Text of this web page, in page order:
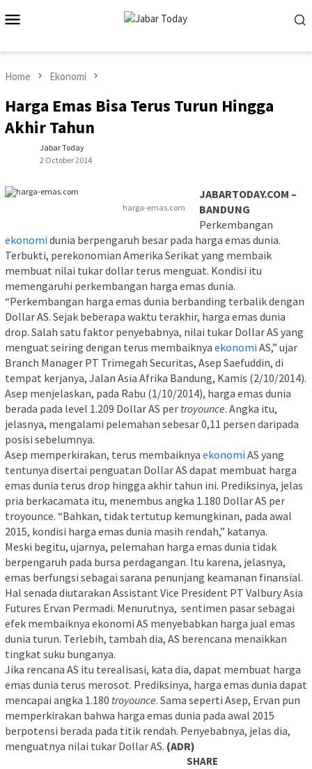
to
Home Ekonomi
Harga Emas Bisa Terus Turun Hingga
Akhir Tahun
Jabar Today
2 October 2014
harga-emas.com
JABARTODAY.COM –
BANDUNG
Perkembangan
ekonomi dunia berpengaruh besar pada harga emas dunia.
Terbukti, perekonomian Amerika Serikat yang membaik
membuat nilai tukar dollar terus menguat. Kondisi itu
memengaruhi perkembangan harga emas dunia.
“Perkembangan harga emas dunia berbanding terbalik dengan
Dollar AS. Sejak beberapa waktu terakhir, harga emas dunia
drop. Salah satu faktor penyebabnya, nilai tukar Dollar AS yang
menguat seiring dengan terus membaiknya ekonomi AS,” ujar
Branch Manager PT Trimegah Securitas, Asep Saefuddin, di
tempat kerjanya, Jalan Asia Afrika Bandung, Kamis (2/10/2014).
Asep menjelaskan, pada Rabu (1/10/2014), harga emas dunia
berada pada level 1.209 Dollar AS per troyounce. Angka itu,
jelasnya, mengalami pelemahan sebesar 0,11 persen daripada
posisi sebelumnya.
Asep memperkirakan, terus membaiknya ekonomi AS yang
tentunya disertai penguatan Dollar AS dapat membuat harga
emas dunia terus drop hingga akhir tahun ini. Prediksinya, jelas
pria berkacamata itu, menembus angka 1.180 Dollar AS per
troyounce. “Bahkan, tidak tertutup kemungkinan, pada awal
2015, kondisi harga emas dunia masih rendah,” katanya.
Meski begitu, ujarnya, pelemahan harga emas dunia tidak
berpengaruh pada bursa perdagangan. Itu karena, jelasnya,
emas berfungsi sebagai sarana penunjang keamanan finansial.
Hal senada diutarakan Assistant Vice President PT Valbury Asia
Futures Ervan Permadi. Menurutnya, sentimen pasar sebagai
efek membaiknya ekonomi AS menyebabkan harga jual emas
dunia turun. Terlebih, tambah dia, AS berencana menaikkan
tingkat suku bunganya.
Jika rencana AS itu terealisasi, kata dia, dapat membuat harga
emas dunia terus merosot. Prediksinya, harga emas dunia dapat
mencapai angka 1.180 troyounce. Sama seperti Asep, Ervan pun
memperkirakan bahwa harga emas dunia pada awal 2015
berpotensi berada pada titik rendah. Penyebabnya, jelas dia,
menguatnya nilai tukar Dollar AS. (ADR)
SHARE